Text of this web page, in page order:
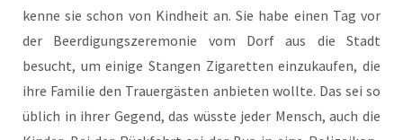
ken­ne sie schon von Kind­heit an. Sie habe einen Tag vor
der Beer­di­gungs­ze­re­mo­nie vom Dorf aus die Stadt
besucht, um eini­ge Stan­gen Ziga­ret­ten ein­zu­kau­fen, die
ihre Fami­lie den Trau­er­gäs­ten anbie­ten woll­te. Das sei so
üblich in ihrer Gegend, das wüss­te jeder Mensch, auch die